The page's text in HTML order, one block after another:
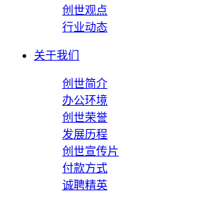
创世观点
行业动态
关于我们
创世简介
办公环境
创世荣誉
发展历程
创世宣传片
付款方式
诚聘精英